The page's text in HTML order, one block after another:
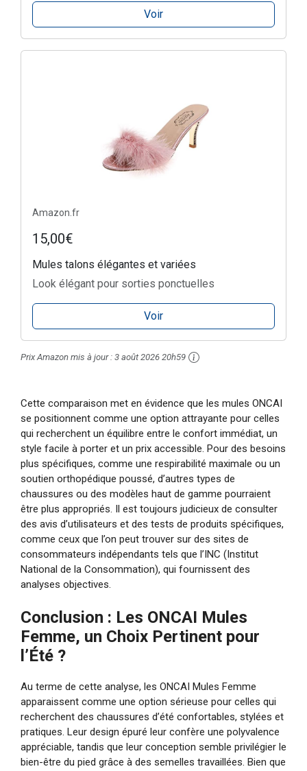
Voir
Amazon.fr
15,00€
Mules talons élégantes et variées
Look élégant pour sorties ponctuelles
Voir
Prix ​​Amazon mis à jour : 3 août 2026 20h59
Cette comparaison met en évidence que les mules ONCAI
se positionnent comme une option attrayante pour celles
qui recherchent un équilibre entre le confort immédiat, un
style facile à porter et un prix accessible. Pour des besoins
plus spécifiques, comme une respirabilité maximale ou un
soutien orthopédique poussé, d’autres types de
chaussures ou des modèles haut de gamme pourraient
être plus appropriés. Il est toujours judicieux de consulter
des avis d’utilisateurs et des tests de produits spécifiques,
comme ceux que l’on peut trouver sur des sites de
consommateurs indépendants tels que l’INC (Institut
National de la Consommation), qui fournissent des
analyses objectives.
Conclusion : Les ONCAI Mules
Femme, un Choix Pertinent pour
l’Été ?
Au terme de cette analyse, les ONCAI Mules Femme
apparaissent comme une option sérieuse pour celles qui
recherchent des chaussures d’été confortables, stylées et
pratiques. Leur design épuré leur confère une polyvalence
appréciable, tandis que leur conception semble privilégier le
bien-être du pied grâce à des semelles travaillées. Bien que